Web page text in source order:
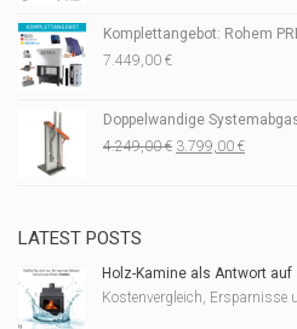
Komplettangebot: Rohem
7.449,00 €
Doppelwandige
4.249,00€ Ursprünglicher
3.799,00 €Aktueller
LATEST POSTS
Holz-Kamine als Antwort
Kostenvergleich, Ersparnisse